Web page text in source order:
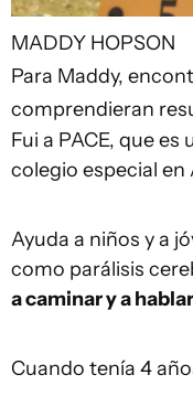
MADDY HOPSON
Para Maddy,
comprendieran
Fui a PACE, que
colegio especial en
Ayuda a niños y a
como parálisis
a caminar y a hablar
Cuando tenía 4